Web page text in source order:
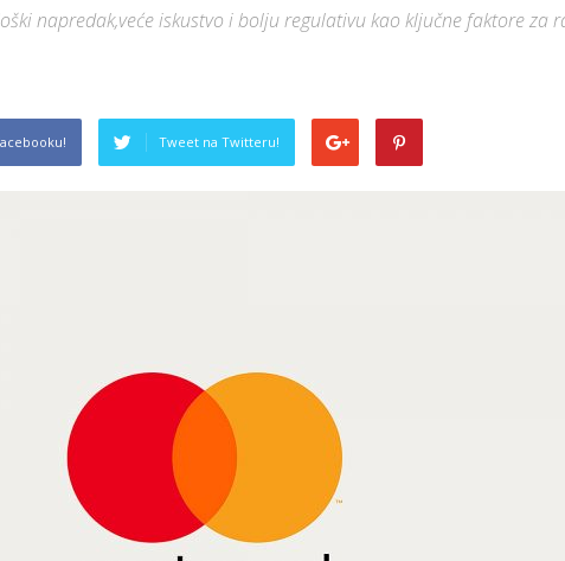
napredak,veće iskustvo i bolju regulativu kao ključne faktore za
Tweet na Twitteru!